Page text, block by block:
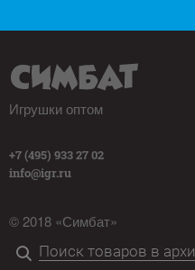
Игрушки оптом
+7 (495) 933 27 02
info@igr.ru
© 2018 «Симбат»